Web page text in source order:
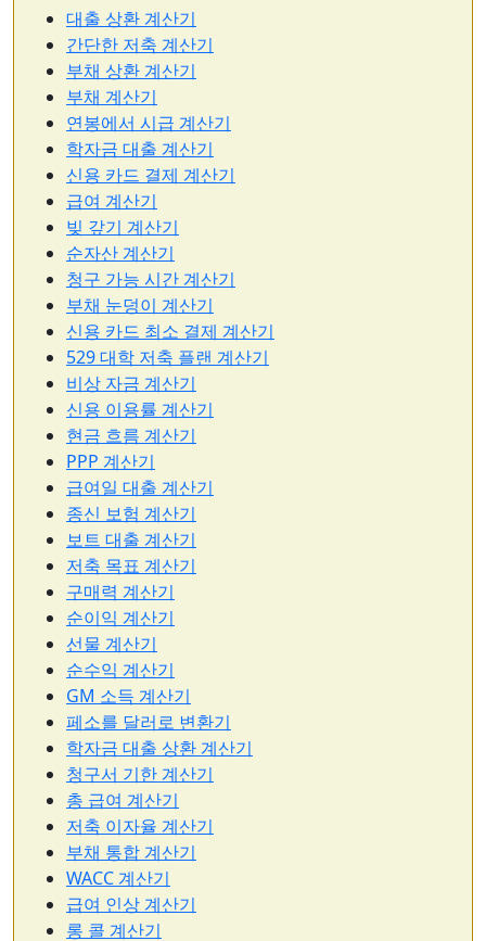
대출 상환 계산기
간단한 저축 계산기
부채 상환 계산기
부채 계산기
연봉에서 시급 계산기
학자금 대출 계산기
신용 카드 결제 계산기
급여 계산기
빚 갚기 계산기
순자산 계산기
청구 가능 시간 계산기
부채 눈덩이 계산기
신용 카드 최소 결제 계산기
529 대학 저축 플랜 계산기
비상 자금 계산기
신용 이용률 계산기
현금 흐름 계산기
PPP 계산기
급여일 대출 계산기
종신 보험 계산기
보트 대출 계산기
저축 목표 계산기
구매력 계산기
순이익 계산기
선물 계산기
순수익 계산기
GM 소득 계산기
페소를 달러로 변환기
학자금 대출 상환 계산기
청구서 기한 계산기
총 급여 계산기
저축 이자율 계산기
부채 통합 계산기
WACC 계산기
급여 인상 계산기
롱 콜 계산기